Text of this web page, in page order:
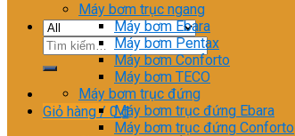
Tìm
Giỏ hàng / 0₫
Máy bơm trục ngang
Máy bơm Ebara
Máy bơm Pentax
Máy bơm Conforto
Máy bơm TECO
Máy bơm trục đứng
Máy bơm trục đứng Ebara
Máy bơm trục đứng Conforto